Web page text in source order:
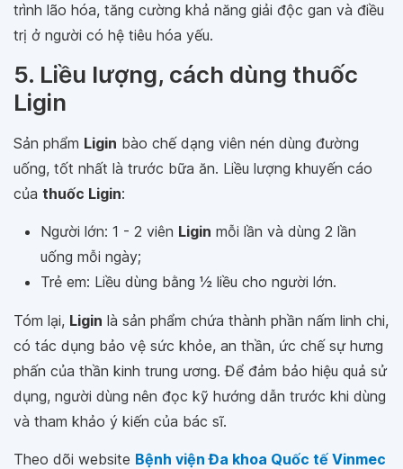
trình lão hóa, tăng cường khả năng giải độc gan và điều
trị ở người có hệ tiêu hóa yếu.
5. Liều lượng, cách dùng thuốc
Ligin
Sản phẩm Ligin bào chế dạng viên nén dùng đường
uống, tốt nhất là trước bữa ăn. Liều lượng khuyến cáo
của thuốc Ligin:
Người lớn: 1 - 2 viên Ligin mỗi lần và dùng 2 lần
uống mỗi ngày;
Trẻ em: Liều dùng bằng 1⁄2 liều cho người lớn.
Tóm lại, Ligin là sản phẩm chứa thành phần nấm linh chi,
có tác dụng bảo vệ sức khỏe, an thần, ức chế sự hưng
phấn của thần kinh trung ương. Để đảm bảo hiệu quả sử
dụng, người dùng nên đọc kỹ hướng dẫn trước khi dùng
và tham khảo ý kiến của bác sĩ.
Theo dõi website Bệnh viện Đa khoa Quốc tế Vinmec